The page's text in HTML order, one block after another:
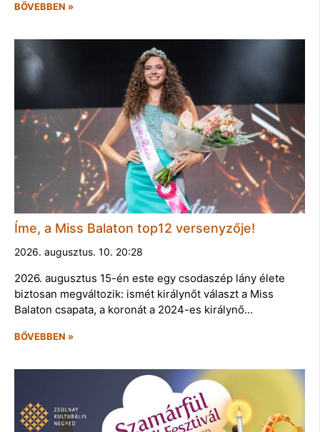
BŐVEBBEN »
Íme, a Miss Balaton top12 versenyzője!
2026. augusztus. 10. 20:28
2026. augusztus 15-én este egy csodaszép lány élete
biztosan megváltozik: ismét királynőt választ a Miss
Balaton csapata, a koronát a 2024-es királynő…
BŐVEBBEN »